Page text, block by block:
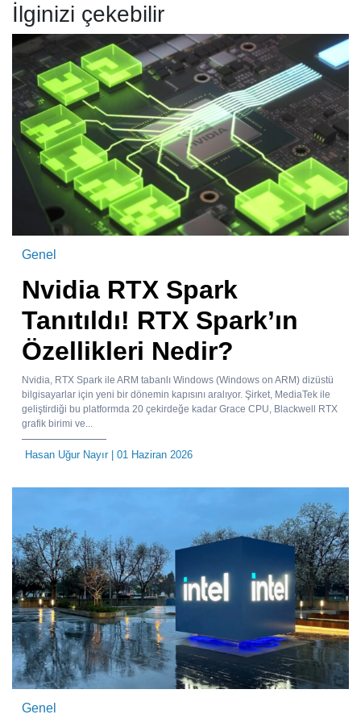
İlginizi çekebilir
Genel
Nvidia RTX Spark
Tanıtıldı! RTX Spark’ın
Özellikleri Nedir?
Nvidia, RTX Spark ile ARM tabanlı Windows (Windows on ARM) dizüstü
bilgisayarlar için yeni bir dönemin kapısını aralıyor. Şirket, MediaTek ile
geliştirdiği bu platformda 20 çekirdeğe kadar Grace CPU, Blackwell RTX
grafik birimi ve...
Hasan Uğur Nayır| 01 Haziran 2026
Genel